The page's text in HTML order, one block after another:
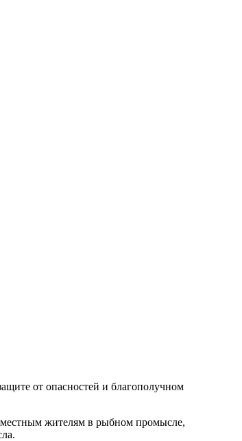
от опасностей и благополучном
местным жителям в рыбном промысле,